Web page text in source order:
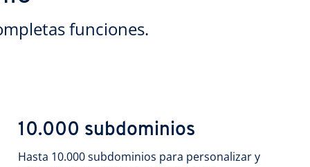
funciones.
10.000 subdominios
Hasta 10.000 subdominios para personalizar y